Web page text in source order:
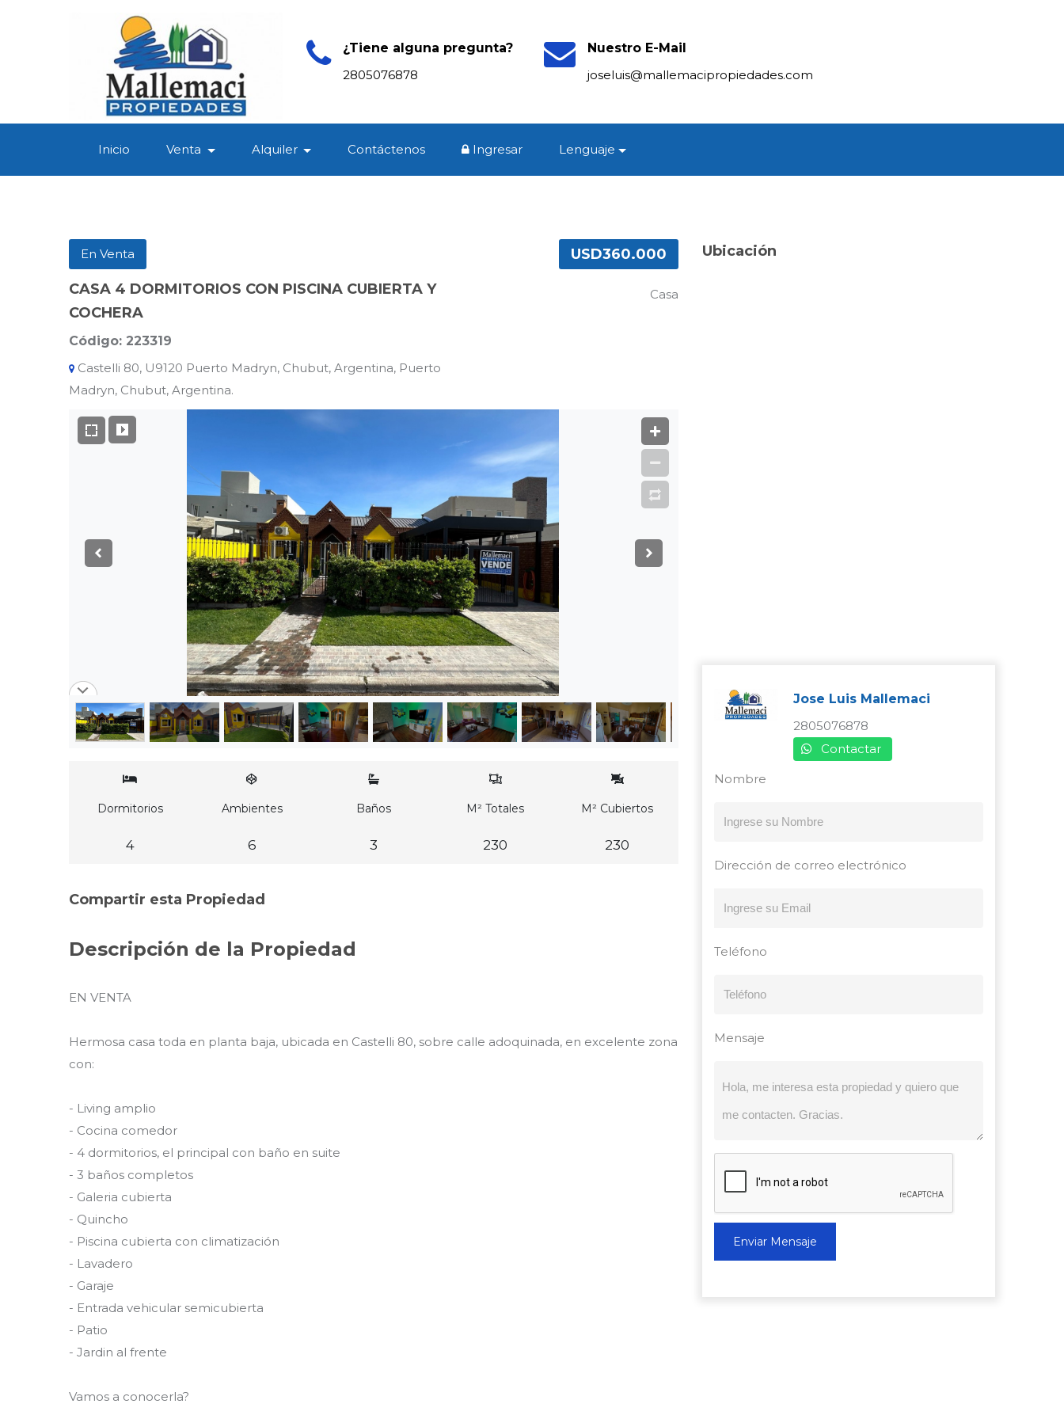
¿Tiene alguna pregunta?
2805076878
Nuestro E-Mail
joseluis@mallemacipropiedades.com
Inicio Venta Alquiler Contáctenos Ingresar Lenguaje
En Venta
CASA 4 DORMITORIOS CON PISCINA CUBIERTA Y
COCHERA
Código: 223319
Castelli 80, U9120 Puerto Madryn, Chubut, Argentina, Puerto
Madryn, Chubut, Argentina.
USD360.000
Casa
Dormitorios
4
Ambientes
6
Baños
3
M² Totales
230
M² Cubiertos
230
Compartir esta Propiedad
Descripción de la Propiedad
EN VENTA
Hermosa casa toda en planta baja, ubicada en Castelli 80, sobre calle adoquinada, en excelente zona
con:
- Living amplio
- Cocina comedor
- 4 dormitorios, el principal con baño en suite
- 3 baños completos
- Galeria cubierta
- Quincho
- Piscina cubierta con climatización
- Lavadero
- Garaje
- Entrada vehicular semicubierta
- Patio
- Jardin al frente
Vamos a conocerla?
Ubicación
Jose Luis Mallemaci
2805076878
Contactar
Nombre
Dirección de correo electrónico
Teléfono
Mensaje
Enviar Mensaje